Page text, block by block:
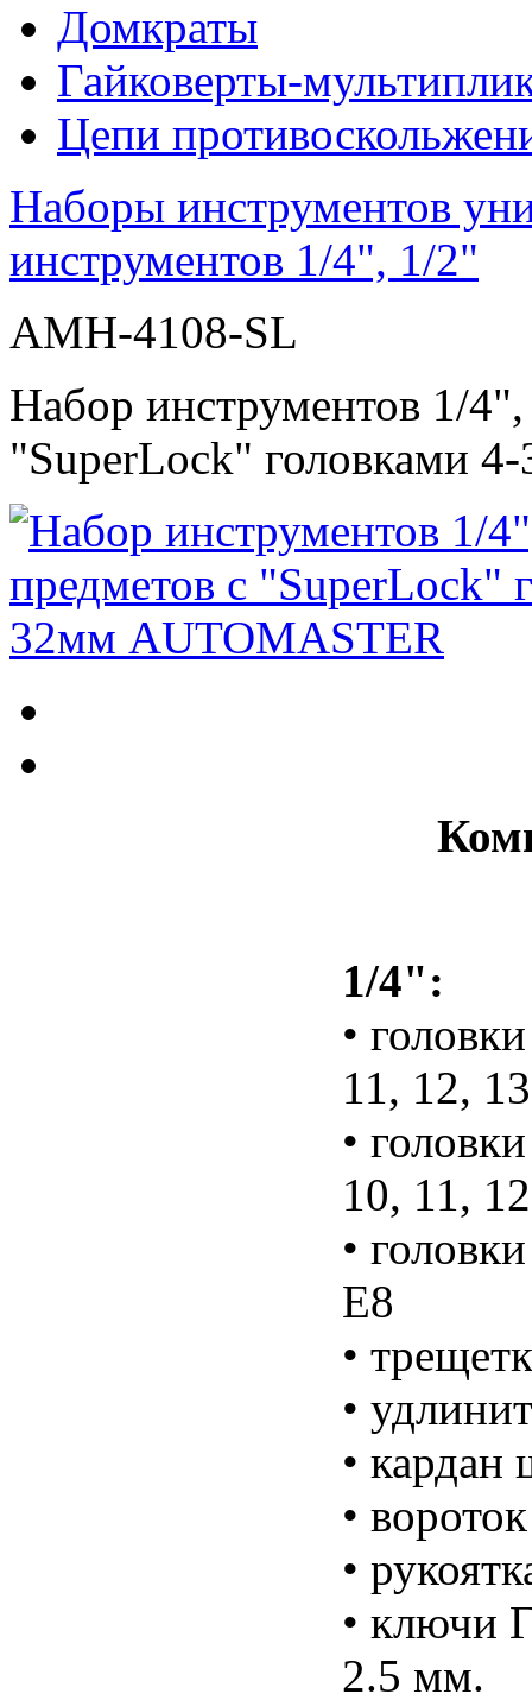
Домкраты
Гайковерты-
Цепи
Наборы инструментов
инструментов 1/4", 1/2"
AMH-4108-SL
Набор инструментов 1/
"SuperLock" головками
1/4":
•
11, 12,
•
10, 11,
•
Е8
•
•
•
•
•
• ключи
2.5 мм.